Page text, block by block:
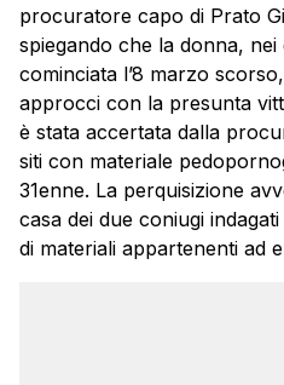
procuratore capo di Prato
spiegando che la donna, nei
cominciata l’8 marzo
approcci con la presunta
è stata accertata dalla
siti con materiale
31enne. La perquisizione
casa dei due coniugi
di materiali appartenenti ad